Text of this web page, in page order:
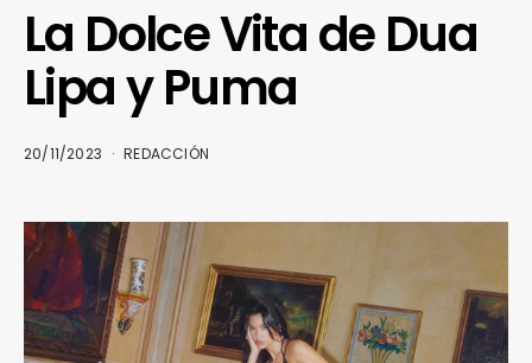
La Dolce Vita de Dua
Lipa y Puma
20/11/2023 REDACCIÓN